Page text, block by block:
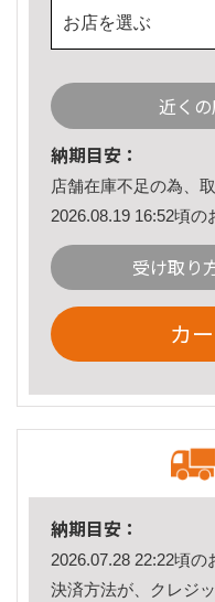
お店を選ぶ
近く
納期目安：
店舗在庫不足の為、
2026.08.19 16:52頃の
受け取り
カ
納期目安：
2026.07.28 22:22頃の
決済方法が、クレジ